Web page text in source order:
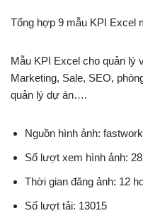
Tổng hợp 9 mẫu KPI Excel
Mẫu KPI Excel cho quản lý
Marketing, Sale, SEO,
quản lý dự án….
Nguồn hình ảnh:
Số lượt xem hình ảnh:
Thời gian đăng ảnh: 12
Số lượt tải: 13015